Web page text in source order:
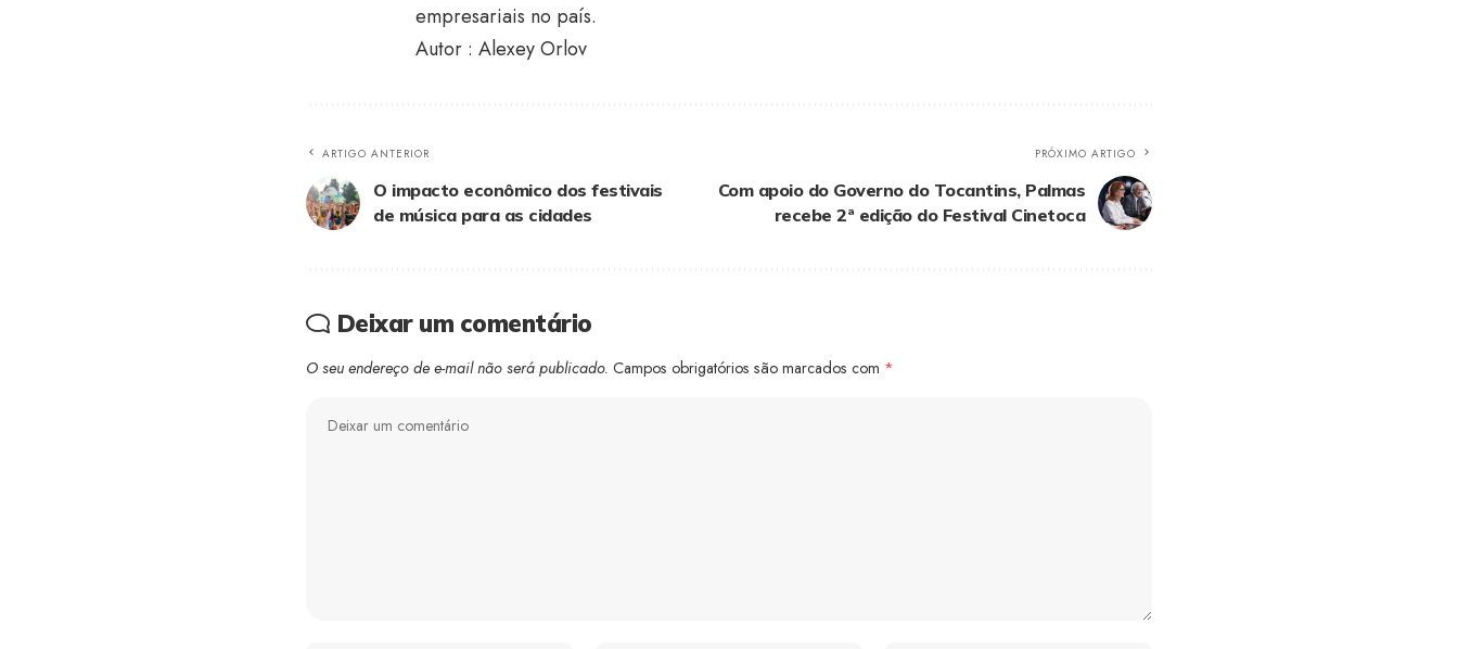
empresariais no país.
Autor : Alexey Orlov
ARTIGO ANTERIOR
O impacto econômico dos festivais
de música para as cidades
PRÓXIMO ARTIGO
Com apoio do Governo do Tocantins, Palmas
recebe 2ª edição do Festival Cinetoca
Deixar um comentário
O seu endereço de e-mail não será publicado. Campos obrigatórios são marcados com *